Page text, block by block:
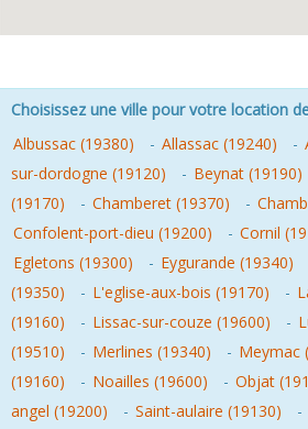
Choisissez une ville pour votre location
Albussac (19380)
- Allassac (19240) -
sur-dordogne (19120)
- Beynat (19190)
(19170)
- Chamberet (19370) -
Confolent-port-dieu (19200)
- Cornil
Egletons (19300)
- Eygurande (19340)
(19350)
- L'eglise-aux-bois (19170) -
(19160)
- Lissac-sur-couze (19600) -
(19510)
- Merlines (19340) - Meymac
(19160)
- Noailles (19600) - Objat
angel (19200)
- Saint-aulaire (19130) -